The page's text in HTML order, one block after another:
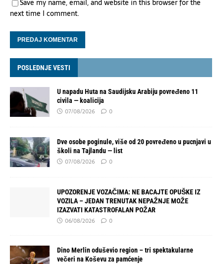
Save my name, email, and website in this browser for the
next time I comment.
POSLEDNJE VESTI
U napadu Huta na Saudijsku Arabiju povređeno 11
civila — koalicija
07/08/2026 0
Dve osobe poginule, više od 20 povređeno u pucnjavi u
školi na Tajlandu — list
07/08/2026 0
UPOZORENJE VOZAČIMA: NE BACAJTE OPUŠKE IZ
VOZILA – JEDAN TRENUTAK NEPAŽNJE MOŽE
IZAZVATI KATASTROFALAN POŽAR
06/08/2026 0
Dino Merlin oduševio region – tri spektakularne
večeri na Koševu za pamćenje